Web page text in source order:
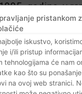
pristankom
iskustvo,
i/ili pristup
tehnologijama će nam
kao što su
na ovoj web stranici.
godine, u
položio je
heroj
04.08.2019